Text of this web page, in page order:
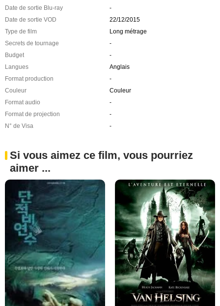
Date de sortie Blu-ray
-
Date de sortie VOD
22/12/2015
Type de film
Long métrage
Secrets de tournage
-
Budget
-
Langues
Anglais
Format production
-
Couleur
Couleur
Format audio
-
Format de projection
-
N° de Visa
-
Si vous aimez ce film, vous pourriez
aimer ...